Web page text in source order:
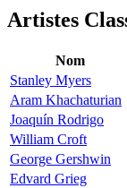
Artistes
Nom
Stanley Myers
Aram Khachaturian
Joaquín Rodrigo
William Croft
George Gershwin
Edvard Grieg